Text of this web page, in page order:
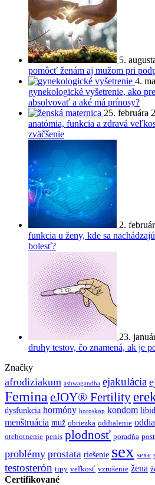
5.
pomôcť ženám aj mužom pri
4.
gynekologické vyšetrenie, ako
absolvovať a aké má prínosy?
25. februára
anatómia, funkcia a zdravá
zväčšenie
2.
funkcia u ženy, kde sa
bolesť?
23.
druhy testov, čo znamená, ak je
Značky
afrodiziakum ashwagandha ejakulácia
Femina eJOY® Fertility
dysfunkcia hormóny horoskop kondom
menštruácia muž obriezka oddialenie
otehotnenie penis plodnosť poradňa
problémy prostata riešenie sex sexe
testosterón tipy veľkosť vzrušenie žena
Certifikované